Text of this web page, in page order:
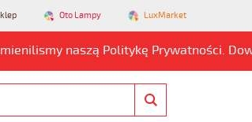
Oto Lampy LuxMarket
naszą Politykę Prywatności.